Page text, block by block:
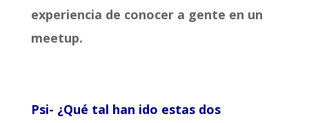
experiencia de conocer a gente en un
meetup.
Psi- ¿Qué tal han ido estas dos